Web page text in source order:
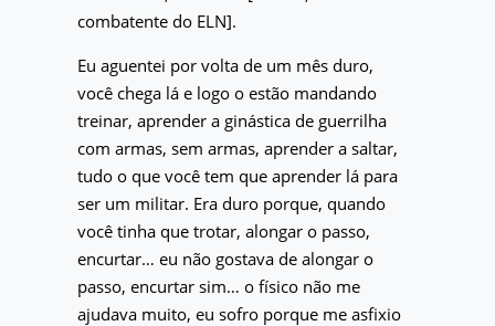
combatente do ELN].
Eu aguentei por volta de um mês duro,
você chega lá e logo o estão mandando
treinar, aprender a ginástica de guerrilha
com armas, sem armas, aprender a saltar,
tudo o que você tem que aprender lá para
ser um militar. Era duro porque, quando
você tinha que trotar, alongar o passo,
encurtar… eu não gostava de alongar o
passo, encurtar sim… o físico não me
ajudava muito, eu sofro porque me asfixio